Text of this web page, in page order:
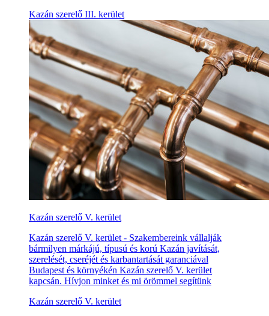
Kazán szerelő III. kerület
Kazán szerelő V. kerület
Kazán szerelő V. kerület - Szakembereink vállalják
bármilyen márkájú, típusú és korú Kazán javítását,
szerelését, cseréjét és karbantartását garanciával
Budapest és környékén Kazán szerelő V. kerület
kapcsán. Hívjon minket és mi örömmel segítünk
Kazán szerelő V. kerület